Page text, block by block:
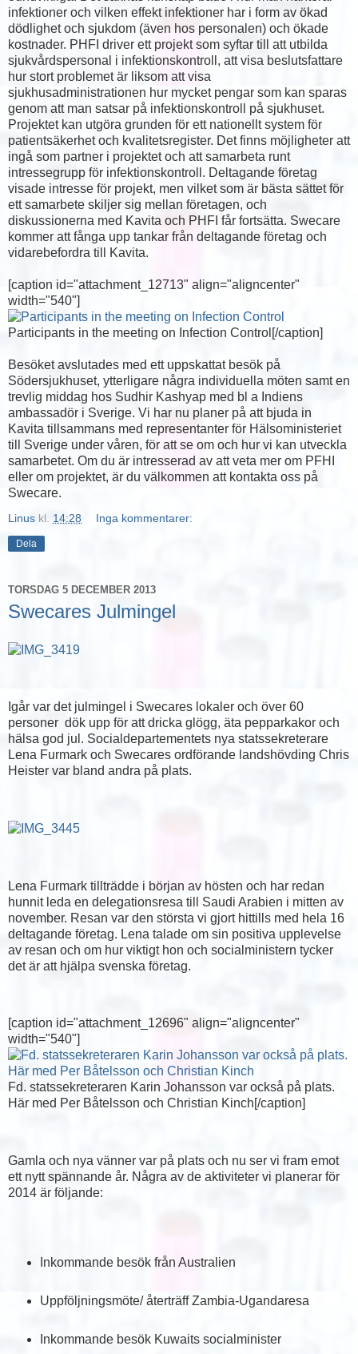
infektioner och vilken effekt infektioner har i form av ökad
dödlighet och sjukdom (även hos personalen) och ökade
kostnader. PHFI driver ett projekt som syftar till att utbilda
sjukvårdspersonal i infektionskontroll, att visa beslutsfattare
hur stort problemet är liksom att visa
sjukhusadministrationen hur mycket pengar som kan sparas
genom att man satsar på infektionskontroll på sjukhuset.
Projektet kan utgöra grunden för ett nationellt system för
patientsäkerhet och kvalitetsregister. Det finns möjligheter att
ingå som partner i projektet och att samarbeta runt
intressegrupp för infektionskontroll. Deltagande företag
visade intresse för projekt, men vilket som är bästa sättet för
ett samarbete skiljer sig mellan företagen, och
diskussionerna med Kavita och PHFI får fortsätta. Swecare
kommer att fånga upp tankar från deltagande företag och
vidarebefordra till Kavita.
[caption id="attachment_12713" align="aligncenter"
width="540"]
Participants in the meeting on Infection Control[/caption]
Besöket avslutades med ett uppskattat besök på
Södersjukhuset, ytterligare några individuella möten samt en
trevlig middag hos Sudhir Kashyap med bl a Indiens
ambassadör i Sverige. Vi har nu planer på att bjuda in
Kavita tillsammans med representanter för Hälsoministeriet
till Sverige under våren, för att se om och hur vi kan utveckla
samarbetet. Om du är intresserad av att veta mer om PFHI
eller om projektet, är du välkommen att kontakta oss på
Swecare.
Linus kl. 14:28 Inga kommentarer:
Dela
TORSDAG 5 DECEMBER 2013
Swecares Julmingel
Igår var det julmingel i Swecares lokaler och över 60
personer dök upp för att dricka glögg, äta pepparkakor och
hälsa god jul. Socialdepartementets nya statssekreterare
Lena Furmark och Swecares ordförande landshövding Chris
Heister var bland andra på plats.
Lena Furmark tillträdde i början av hösten och har redan
hunnit leda en delegationsresa till Saudi Arabien i mitten av
november. Resan var den största vi gjort hittills med hela 16
deltagande företag. Lena talade om sin positiva upplevelse
av resan och om hur viktigt hon och socialministern tycker
det är att hjälpa svenska företag.
[caption id="attachment_12696" align="aligncenter"
width="540"]
Fd. statssekreteraren Karin Johansson var också på plats.
Här med Per Båtelsson och Christian Kinch[/caption]
Gamla och nya vänner var på plats och nu ser vi fram emot
ett nytt spännande år. Några av de aktiviteter vi planerar för
2014 är följande:
Inkommande besök från Australien
Uppföljningsmöte/ återträff Zambia-Ugandaresa
Inkommande besök Kuwaits socialminister